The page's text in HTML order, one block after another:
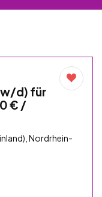
d) für
€ /
Nordrhein-